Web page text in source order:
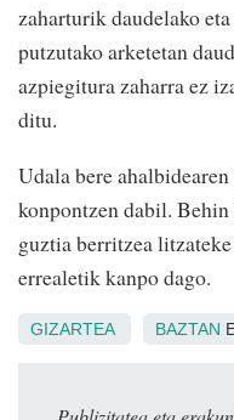
zaharturik daudelako
putzutako arketetan
azpiegitura zaharra ez
ditu.
Udala bere
konpontzen dabil.
guztia berritzea
errealetik kanpo dago.
GIZARTEA BAZTAN